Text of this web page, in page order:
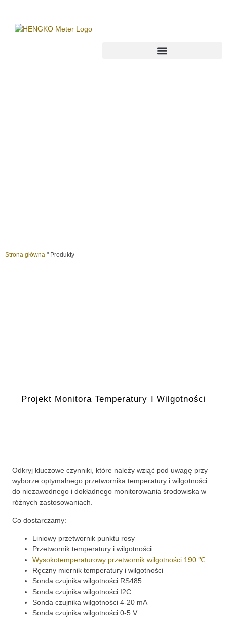
Strona główna " Produkty
Projekt Monitora Temperatury I Wilgotności
Odkryj kluczowe czynniki, które należy wziąć pod uwagę przy
wyborze optymalnego przetwornika temperatury i wilgotności
do niezawodnego i dokładnego monitorowania środowiska w
różnych zastosowaniach.
Co dostarczamy:
Liniowy przetwornik punktu rosy
Przetwornik temperatury i wilgotności
Wysokotemperaturowy przetwornik wilgotności 190 ℃
Ręczny miernik temperatury i wilgotności
Sonda czujnika wilgotności RS485
Sonda czujnika wilgotności I2C
Sonda czujnika wilgotności 4-20 mA
Sonda czujnika wilgotności 0-5 V